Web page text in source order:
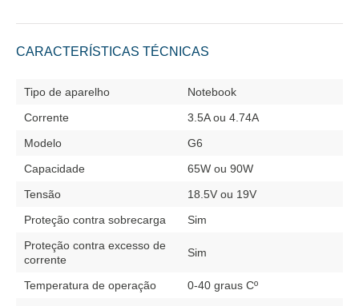
CARACTERÍSTICAS TÉCNICAS
Tipo de aparelho
Notebook
Corrente
3.5A ou 4.74A
Modelo
G6
Capacidade
65W ou 90W
Tensão
18.5V ou 19V
Proteção contra sobrecarga
Sim
Proteção contra excesso de
corrente
Sim
Temperatura de operação
0-40 graus Cº